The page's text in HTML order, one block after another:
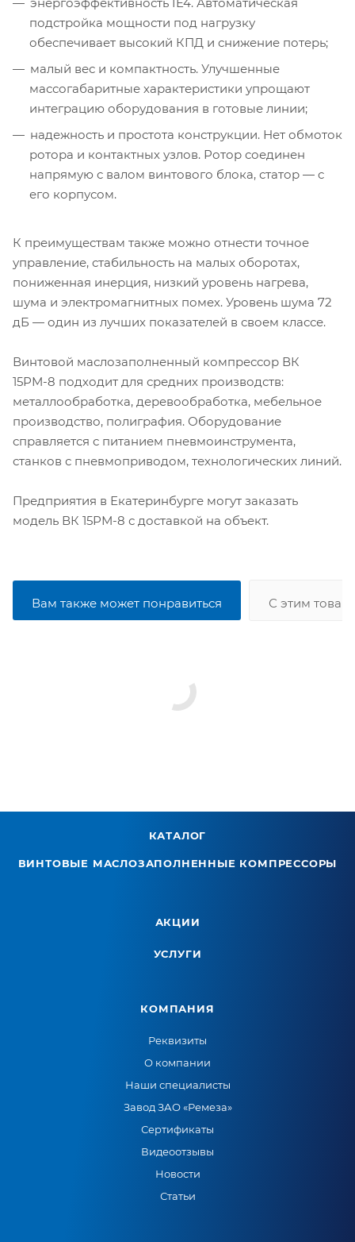
подстройка мощности под нагрузку
обеспечивает высокий КПД и снижение потерь;
малый вес и компактность. Улучшенные
массогабаритные характеристики упрощают
интеграцию оборудования в готовые линии;
надежность и простота конструкции. Нет обмоток
ротора и контактных узлов. Ротор соединен
напрямую с валом винтового блока, статор — с
его корпусом.
К преимуществам также можно отнести точное
управление, стабильность на малых оборотах,
пониженная инерция, низкий уровень нагрева,
шума и электромагнитных помех. Уровень шума 72
дБ — один из лучших показателей в своем классе.
Винтовой маслозаполненный компрессор ВК
15РМ-8 подходит для средних производств:
металлообработка, деревообработка, мебельное
производство, полиграфия. Оборудование
справляется с питанием пневмоинструмента,
станков с пневмоприводом, технологических линий.
Предприятия в Екатеринбурге могут заказать
модель ВК 15РМ-8 с доставкой на объект.
Вам также может понравиться С этим
КАТАЛОГ
ВИНТОВЫЕ МАСЛОЗАПОЛНЕННЫЕ КОМПРЕССОРЫ
АКЦИИ
УСЛУГИ
КОМПАНИЯ
Реквизиты
О компании
Наши специалисты
Завод ЗАО «Ремеза»
Сертификаты
Видеоотзывы
Новости
Статьи